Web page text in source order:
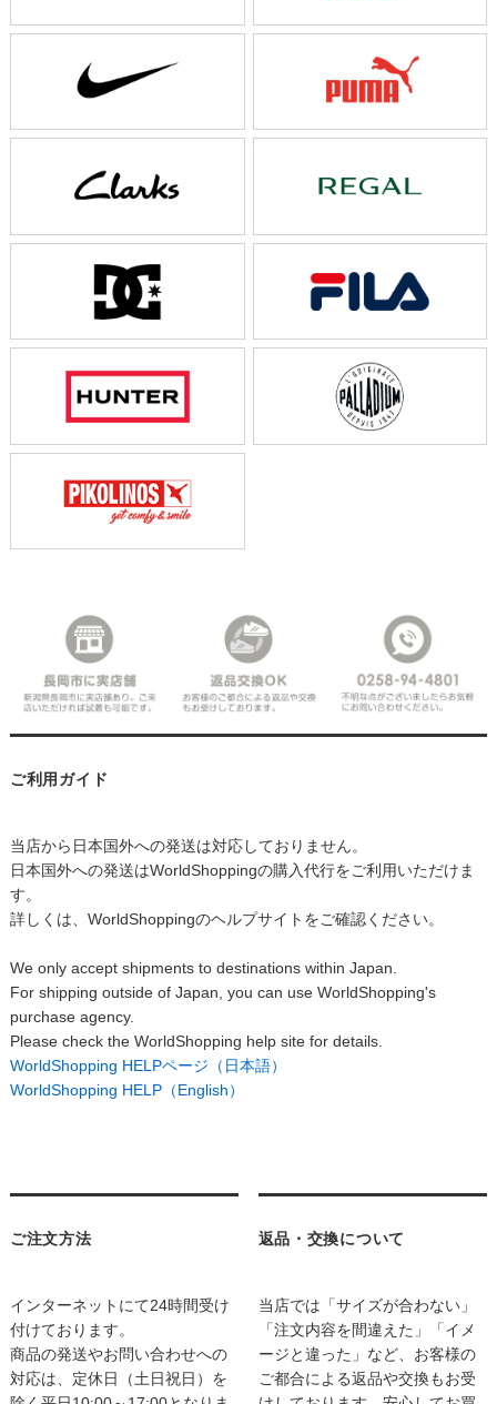
ご利用ガイド
当店から日本国外への発送は対応しておりません。
日本国外への発送はWorldShoppingの購入代行をご利用いただけま
す。
詳しくは、WorldShoppingのヘルプサイトをご確認ください。
We only accept shipments to destinations within Japan.
For shipping outside of Japan, you can use WorldShopping's
purchase agency.
Please check the WorldShopping help site for details.
WorldShopping HELPページ（日本語）
WorldShopping HELP（English）
ご注文方法
インターネットにて24時間受け
付けております。
商品の発送やお問い合わせへの
対応は、定休日（土日祝日）を
返品・交換について
当店では「サイズが合わない」
「注文内容を間違えた」「イメ
ージと違った」など、お客様の
ご都合による返品や交換もお受